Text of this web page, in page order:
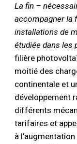
La fin –
accompagner la
installations de
étudiée dans les
filière
moitié des
continentale et
développement
différents
tarifaires et
à